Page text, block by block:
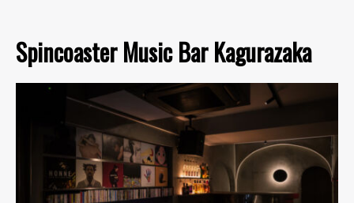
Spincoaster Music Bar Kagurazaka